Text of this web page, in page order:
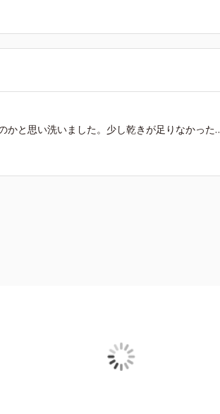
今回３回目です。一回目は、ずっと使ってました。洗っていいのかと思い洗いました。少し乾きが足りなかったのか、臭ってきましたので、2本目の購入に、一回目は刷